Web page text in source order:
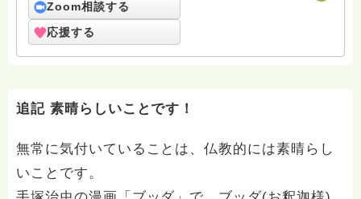
理事 ・印度中央政府科学技術省公認ヨーガ療術師（ｳﾞｨ
ｳﾞｪｰｶｰﾅﾝﾀﾞ･ﾖｰｶﾞ研究財団認定） ・日本ヨーガ療法学
会認定ヨーガ教師 ・プラーナ整体療術師
Zoom相談する
応援する
追記 素晴らしいことです！
無常に気付いていることは、仏教的には素晴らし
いことです。